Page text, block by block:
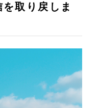
取り戻しま